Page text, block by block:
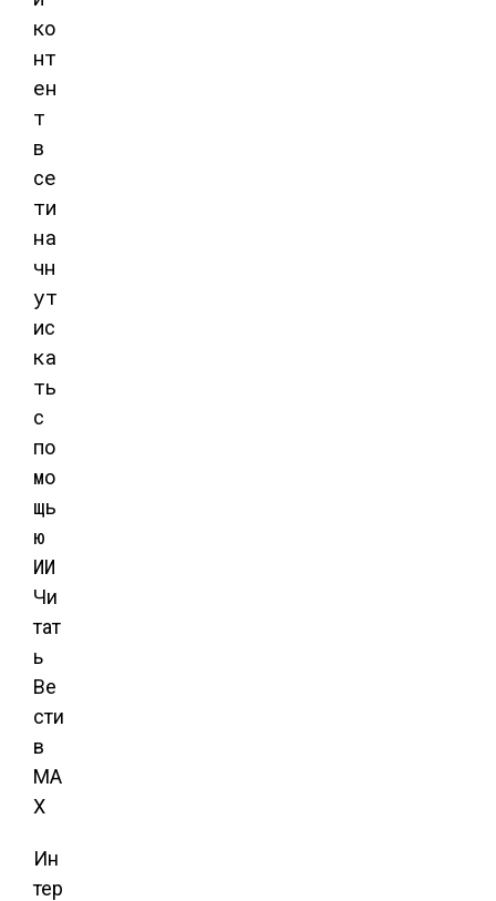
Чи
тат
ь
Ве
сти
в
MA
X
Ин
тер